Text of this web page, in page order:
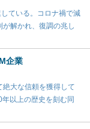
ている。コロナ禍で減
解かれ、復調の兆し
企業
大な信頼を獲得して
以上の歴史を刻む同